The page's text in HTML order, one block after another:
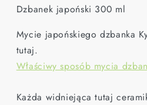
Dzbanek japoński 300 ml
Mycie japońskiego dzbanka
tutaj.
Właściwy sposób mycia
Każda widniejąca tutaj